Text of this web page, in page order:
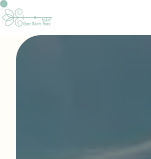
Panneau de gestion des cookies